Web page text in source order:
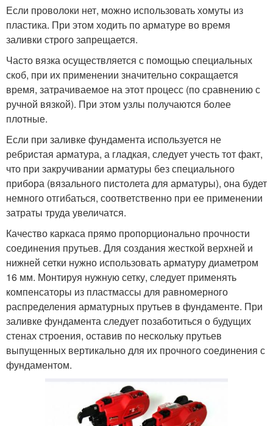
Если проволоки нет, можно использовать хомуты из
пластика. При этом ходить по арматуре во время
заливки строго запрещается.
Часто вязка осуществляется с помощью специальных
скоб, при их применении значительно сокращается
время, затрачиваемое на этот процесс (по сравнению с
ручной вязкой). При этом узлы получаются более
плотные.
Если при заливке фундамента используется не
ребристая арматура, а гладкая, следует учесть тот факт,
что при закручивании арматуры без специального
прибора (вязального пистолета для арматуры), она будет
немного отгибаться, соответственно при ее применении
затраты труда увеличатся.
Качество каркаса прямо пропорционально прочности
соединения прутьев. Для создания жесткой верхней и
нижней сетки нужно использовать арматуру диаметром
16 мм. Монтируя нужную сетку, следует применять
компенсаторы из пластмассы для равномерного
распределения арматурных прутьев в фундаменте. При
заливке фундамента следует позаботиться о будущих
стенах строения, оставив по нескольку прутьев
выпущенных вертикально для их прочного соединения с
фундаментом.